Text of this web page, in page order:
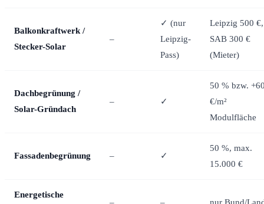
Balkonkraftwerk /
Stecker-Solar
–
✓ (nur
Leipzig-
Pass)
Leipzig 500 €,
SAB 300 €
(Mieter)
Dachbegrünung /
Solar-Gründach
– ✓
50 % bzw.
€/m²
Modulfläche
Fassadenbegrünung – ✓
50 %, max.
15.000 €
Energetische
– – nur Bund/